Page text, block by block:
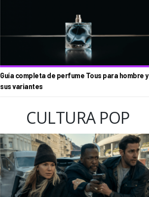
Guía completa de perfume Tous para hombre y
sus variantes
CULTURA POP